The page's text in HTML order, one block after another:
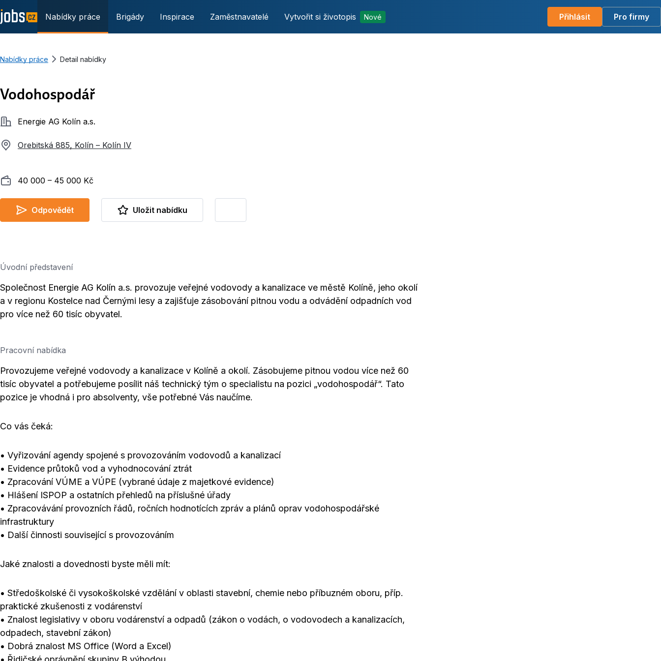
Nabídky práce Brigády Inspirace Zaměstnavatelé Vytvořit si životopis Nové Přihlásit Pro firmy
Nabídky práce Detail nabídky
Vodohospodář
SpolečnostEnergie AG Kolín a.s.
Orebitská 885, Kolín – Kolín IV
Plat 40 000 ‍–‍ 45 000 Kč
Odpovědět Uložit nabídku
Úvodní představení
Společnost Energie AG Kolín a.s. provozuje veřejné vodovody a kanalizace ve městě Kolíně, jeho okolí
a v regionu Kostelce nad Černými lesy a zajišťuje zásobování pitnou vodu a odvádění odpadních vod
pro více než 60 tisíc obyvatel.
Pracovní nabídka
Provozujeme veřejné vodovody a kanalizace v Kolíně a okolí. Zásobujeme pitnou vodou více než 60
tisíc obyvatel a potřebujeme posílit náš technický tým o specialistu na pozici „vodohospodář“. Tato
pozice je vhodná i pro absolventy, vše potřebné Vás naučíme.
Co vás čeká:
• Vyřizování agendy spojené s provozováním vodovodů a kanalizací
• Evidence průtoků vod a vyhodnocování ztrát
• Zpracování VÚME a VÚPE (vybrané údaje z majetkové evidence)
• Hlášení ISPOP a ostatních přehledů na příslušné úřady
• Zpracovávání provozních řádů, ročních hodnotících zpráv a plánů oprav vodohospodářské
infrastruktury
• Další činnosti související s provozováním
Jaké znalosti a dovednosti byste měli mít:
• Středoškolské či vysokoškolské vzdělání v oblasti stavební, chemie nebo příbuzném oboru, příp.
praktické zkušenosti z vodárenství
• Znalost legislativy v oboru vodárenství a odpadů (zákon o vodách, o vodovodech a kanalizacích,
odpadech, stavební zákon)
• Dobrá znalost MS Office (Word a Excel)